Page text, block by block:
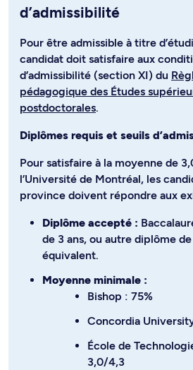
d’admissibilité
Pour être admissible à titre
candidat doit satisfaire aux
d’admissibilité (section XI) du
pédagogique des Études
postdoctorales.
Diplômes requis et seuils
Pour satisfaire à la moyenne de
l’Université de Montréal, les
province doivent répondre aux
Diplôme accepté :
de 3 ans, ou autre diplôme
équivalent.
Moyenne minimale :
Bishop : 75%
Concordia
École de
3,0/4,3